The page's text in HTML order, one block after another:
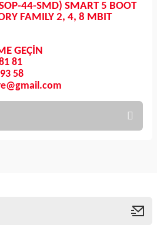
44-SMD) SMART 5 BOOT
FAMILY 2, 4, 8 MBIT
GEÇİN
81
58